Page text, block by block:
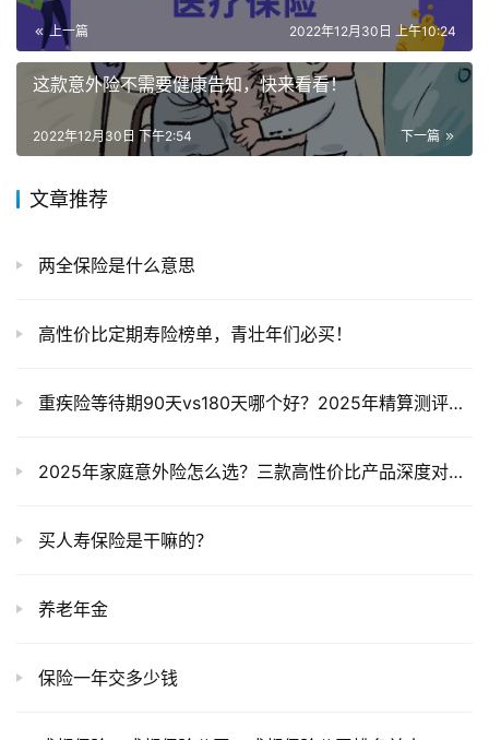
上一篇 2022年12月30日 上午10:24
这款意外险不需要健康告知，快来看看！
下一篇
2022年12月30日 下午2:54
文章推荐
两全保险是什么意思
高性价比定期寿险榜单，青壮年们必买！
重疾险等待期90天vs180天哪个好？2025年精算测评揭秘保费差异真相
2025年家庭意外险怎么选？三款高性价比产品深度对比！
买人寿保险是干嘛的？
养老年金
保险一年交多少钱